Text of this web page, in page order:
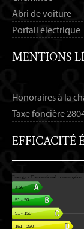
Abri de voiture
Portail électrique
MENTIONS
Honoraires à la
Taxe foncière
EFFICACITÉ